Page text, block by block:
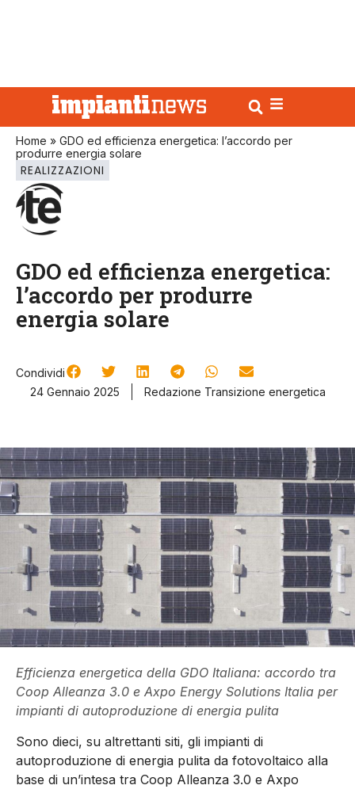
Home » GDO ed efficienza energetica: l’accordo per
produrre energia solare
REALIZZAZIONI
GDO ed efficienza energetica:
l’accordo per produrre
energia solare
Condividi
24 Gennaio 2025
Redazione Transizione energetica
Efficienza energetica della GDO Italiana: accordo tra
Coop Alleanza 3.0 e Axpo Energy Solutions Italia per
impianti di autoproduzione di energia pulita
Sono dieci, su altrettanti siti, gli impianti di
autoproduzione di energia pulita da fotovoltaico alla
base di un’intesa tra Coop Alleanza 3.0 e Axpo